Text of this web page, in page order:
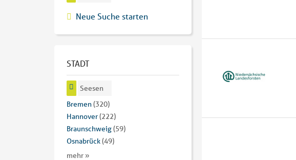
Neue Suche starten
STADT
Seesen
Bremen(320)
Hannover(222)
Braunschweig(59)
Osnabrück(49)
mehr »